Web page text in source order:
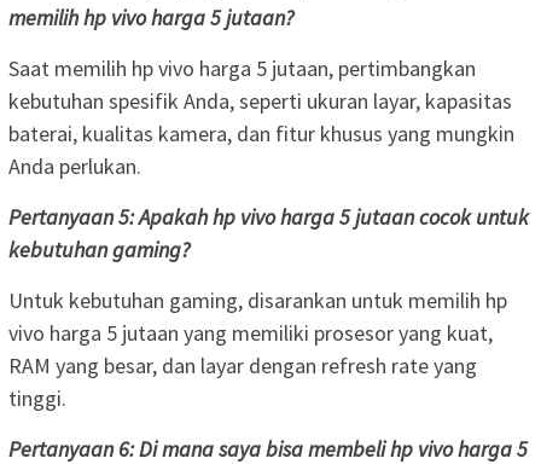
memilih hp vivo harga 5 jutaan?
Saat memilih hp vivo harga 5 jutaan, pertimbangkan
kebutuhan spesifik Anda, seperti ukuran layar, kapasitas
baterai, kualitas kamera, dan fitur khusus yang mungkin
Anda perlukan.
Pertanyaan 5: Apakah hp vivo harga 5 jutaan cocok untuk
kebutuhan gaming?
Untuk kebutuhan gaming, disarankan untuk memilih hp
vivo harga 5 jutaan yang memiliki prosesor yang kuat,
RAM yang besar, dan layar dengan refresh rate yang
tinggi.
Pertanyaan 6: Di mana saya bisa membeli hp vivo harga 5